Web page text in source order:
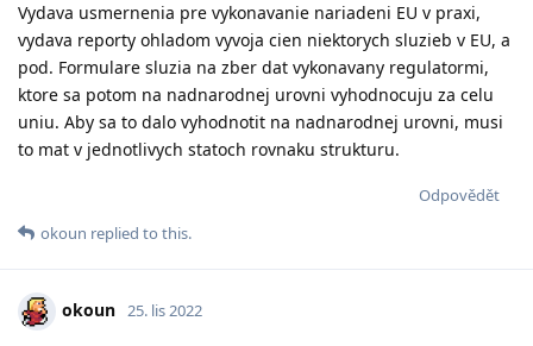
Vydava usmernenia pre vykonavanie nariadeni EU v praxi,
vydava reporty ohladom vyvoja cien niektorych sluzieb v EU, a
pod. Formulare sluzia na zber dat vykonavany regulatormi,
ktore sa potom na nadnarodnej urovni vyhodnocuju za celu
uniu. Aby sa to dalo vyhodnotit na nadnarodnej urovni, musi
to mat v jednotlivych statoch rovnaku strukturu.
Odpovědět
okoun replied to this.
okoun 25. lis 2022